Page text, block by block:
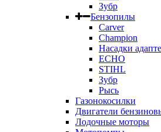
Зубр
Бензопилы
Carver
Champion
Насадки
ECHO
STIHL
Зубр
Рысь
Газонокосилки
Двигатели
Лодочные моторы